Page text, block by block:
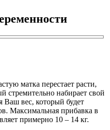
матка перестает расти,
стремительно набирает свой
Ваш вес, который будет
Максимальная прибавка в
примерно 10 – 14 кг.